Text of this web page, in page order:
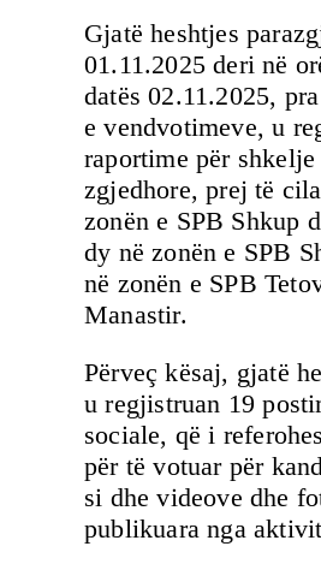
Gjatë heshtjes
01.11.2025 deri në
datës 02.11.2025,
e vendvotimeve, u
raportime për shkelje
zgjedhore, prej të
zonën e SPB Shkup
dy në zonën e SPB
në zonën e SPB
Manastir.
Përveç kësaj, gjatë
u regjistruan 19
sociale, që i
për të votuar për
si dhe videove dhe
publikuara nga